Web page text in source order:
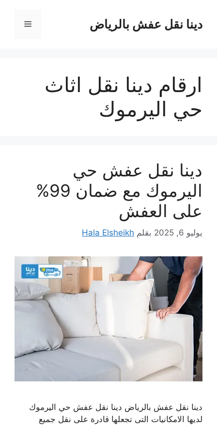
المحتوىدينا نقل عفش بالرياض القائمة
ارقام دينا نقل اثاث
حي اليرموك
دينا نقل عفش حي
اليرموك مع ضمان 99%
على العفش
يوليو 6, 2025 بقلم Hala Elsheikh
دينا نقل عفش بالرياض دينا نقل عفش حي اليرموك
لديها الامكانيات التى تجعلها قادرة على نقل جميع